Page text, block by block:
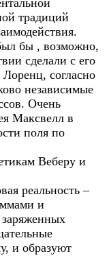
традиций
бы , возможно,
сделали с его
согласно
независимые
Очень
Максвелл в
поля по
Веберу и
реальность –
и
и образуют